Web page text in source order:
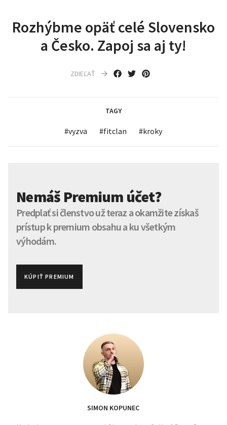
Rozhýbme opäť celé Slovensko
a Česko. Zapoj sa aj ty!
ZDIEĽAŤ
TAGY
#vyzva #fitclan #kroky
Nemáš Premium účet?
Predplať si členstvo už teraz a okamžite získaš
prístup k premium obsahu a ku všetkým
výhodám.
KÚPIŤ PREMIUM
SIMON KOPUNEC